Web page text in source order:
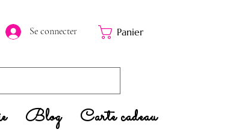
Se connecter Panier
Blog Carte cadeau